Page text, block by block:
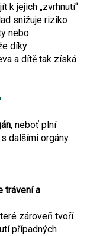
k jejich „zvrhnutí“
snižuje riziko
nebo
díky
a dítě tak získá
, neboť plní
dalšími orgány.
trávení a
zároveň tvoří
případných